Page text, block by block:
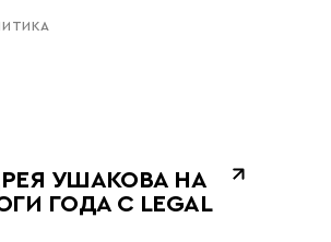
УШАКОВА НА
ГОДА С LEGAL